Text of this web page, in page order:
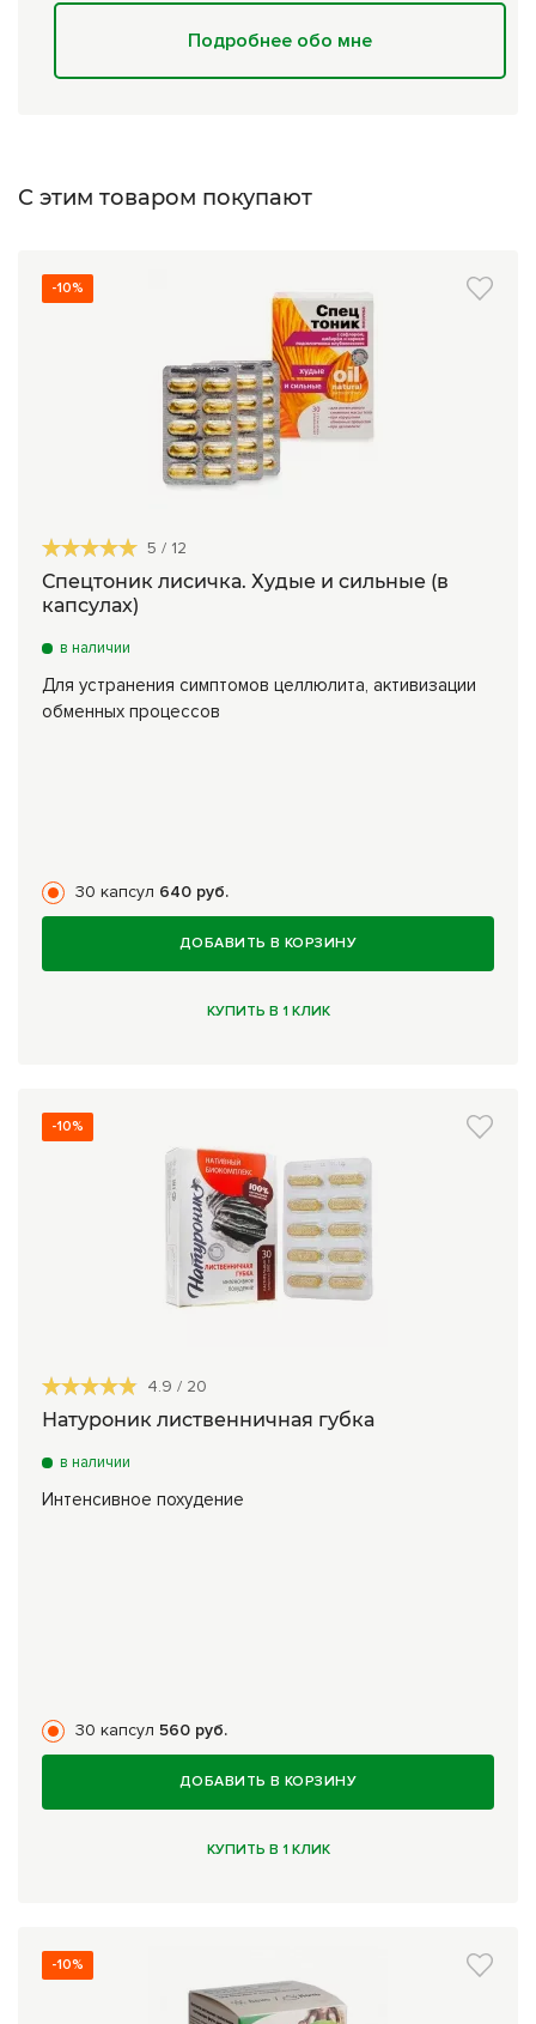
Подробнее обо мне
С этим товаром покупают
-10%
5 / 12
Спецтоник лисичка. Худые и сильные (в
капсулах)
в наличии
Для устранения симптомов целлюлита, активизации
обменных процессов
30 капсул 640 руб.
ДОБАВИТЬ В КОРЗИНУ
КУПИТЬ В 1 КЛИК
-10%
4.9 / 20
Натуроник лиственничная губка
в наличии
Интенсивное похудение
30 капсул 560 руб.
ДОБАВИТЬ В КОРЗИНУ
КУПИТЬ В 1 КЛИК
-10%